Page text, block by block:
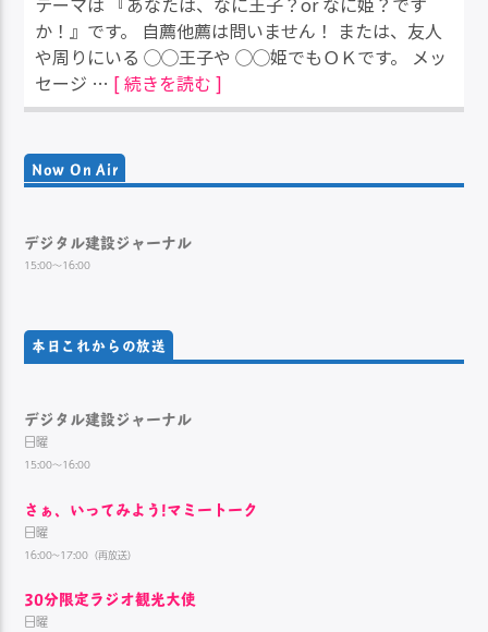
か！』です。 自薦他薦は問いません！ または、友人
や周りにいる ◯◯王子や ◯◯姫でもＯＫです。 メッ
セージ … [ 続きを読む ]
Now On Air
デジタル建設ジャーナル
15:00～16:00
本日これからの放送
デジタル建設ジャーナル
日曜
15:00～16:00
さぁ、いってみよう!マミートーク
日曜
16:00~17:00（再放送）
30分限定ラジオ観光大使
日曜